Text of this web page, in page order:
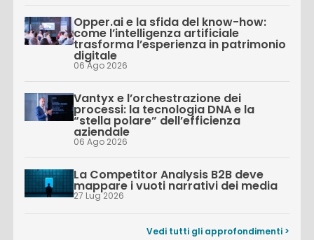
Opper.ai e la sfida del know-how:
come l’intelligenza artificiale
trasforma l’esperienza in patrimonio
digitale
06 Ago 2026
Vantyx e l’orchestrazione dei
processi: la tecnologia DNA e la
“stella polare” dell’efficienza
aziendale
06 Ago 2026
La Competitor Analysis B2B deve
mappare i vuoti narrativi dei media
27 Lug 2026
Vedi tutti gli approfondimenti >